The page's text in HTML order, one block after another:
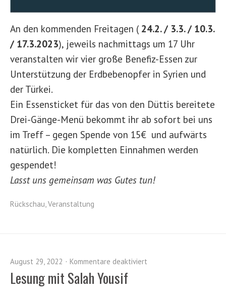
An den kommenden Freitagen ( 24.2. / 3.3. / 10.3.
/ 17.3.2023), jeweils nachmittags um 17 Uhr
veranstalten wir vier große Benefiz-Essen zur
Unterstützung der Erdbebenopfer in Syrien und
der Türkei.
Ein Essensticket für das von den Düttis bereitete
Drei-Gänge-Menü bekommt ihr ab sofort bei uns
im Treff – gegen Spende von 15€ und aufwärts
natürlich. Die kompletten Einnahmen werden
gespendet!
Lasst uns gemeinsam was Gutes tun!
Rückschau,Veranstaltung
August 29, 2022 Kommentare deaktiviert
Lesung mit Salah Yousif